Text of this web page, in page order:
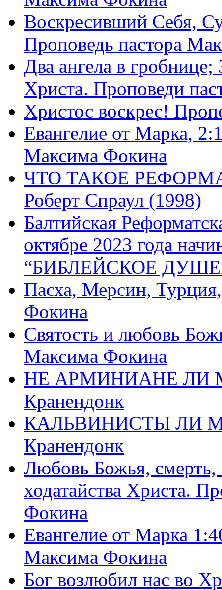
Воскресивший Себя,
Проповедь пастора
Два ангела в
Христа. Проповеди
Христос воскрес!
Евангелие от Марка,
Максима Фокина
ЧТО ТАКОЕ
Роберт Спраул (1998)
Балтийская
октябре 2023 года
“БИБЛЕЙСКОЕ
Пасха, Мерсин,
Фокина
Святость и любовь
Максима Фокина
НЕ АРМИНИАНЕ ЛИ
Кранендонк
КАЛЬВИНИСТЫ ЛИ
Кранендонк
Любовь Божья, смерть,
ходатайства Христа.
Фокина
Евангелие от Марка
Максима Фокина
Бог возлюбил нас во